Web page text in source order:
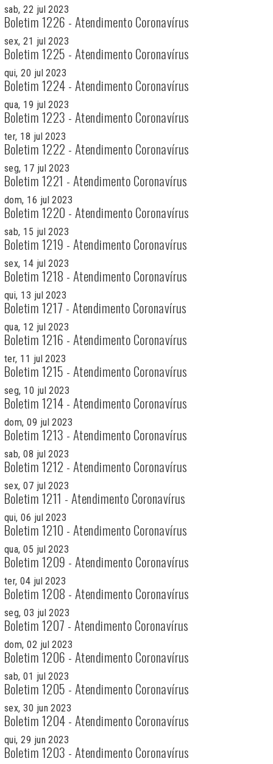
sab, 22 jul 2023
Boletim 1226 - Atendimento Coronavírus
sex, 21 jul 2023
Boletim 1225 - Atendimento Coronavírus
qui, 20 jul 2023
Boletim 1224 - Atendimento Coronavírus
qua, 19 jul 2023
Boletim 1223 - Atendimento Coronavírus
ter, 18 jul 2023
Boletim 1222 - Atendimento Coronavírus
seg, 17 jul 2023
Boletim 1221 - Atendimento Coronavírus
dom, 16 jul 2023
Boletim 1220 - Atendimento Coronavírus
sab, 15 jul 2023
Boletim 1219 - Atendimento Coronavírus
sex, 14 jul 2023
Boletim 1218 - Atendimento Coronavírus
qui, 13 jul 2023
Boletim 1217 - Atendimento Coronavírus
qua, 12 jul 2023
Boletim 1216 - Atendimento Coronavírus
ter, 11 jul 2023
Boletim 1215 - Atendimento Coronavírus
seg, 10 jul 2023
Boletim 1214 - Atendimento Coronavírus
dom, 09 jul 2023
Boletim 1213 - Atendimento Coronavírus
sab, 08 jul 2023
Boletim 1212 - Atendimento Coronavírus
sex, 07 jul 2023
Boletim 1211 - Atendimento Coronavírus
qui, 06 jul 2023
Boletim 1210 - Atendimento Coronavírus
qua, 05 jul 2023
Boletim 1209 - Atendimento Coronavírus
ter, 04 jul 2023
Boletim 1208 - Atendimento Coronavírus
seg, 03 jul 2023
Boletim 1207 - Atendimento Coronavírus
dom, 02 jul 2023
Boletim 1206 - Atendimento Coronavírus
sab, 01 jul 2023
Boletim 1205 - Atendimento Coronavírus
sex, 30 jun 2023
Boletim 1204 - Atendimento Coronavírus
qui, 29 jun 2023
Boletim 1203 - Atendimento Coronavírus